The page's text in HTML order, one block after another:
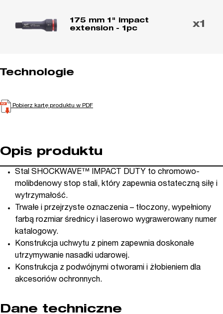
175 mm 1" impact
extension - 1pc
x1
Technologie
Pobierz kartę produktu w PDF
Opis produktu
Stal SHOCKWAVE™ IMPACT DUTY to chromowo-
molibdenowy stop stali, który zapewnia ostateczną siłę i
wytrzymałość.
Trwałe i przejrzyste oznaczenia – tłoczony, wypełniony
farbą rozmiar średnicy i laserowo wygrawerowany numer
katalogowy.
Konstrukcja uchwytu z pinem zapewnia doskonałe
utrzymywanie nasadki udarowej.
Konstrukcja z podwójnymi otworami i żłobieniem dla
akcesoriów ochronnych.
Dane techniczne